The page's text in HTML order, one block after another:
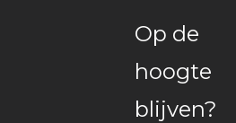
Op de
hoogte
blijven?